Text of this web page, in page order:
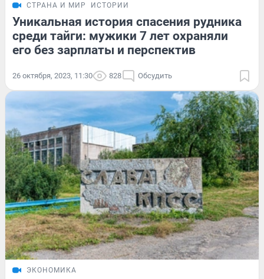
СТРАНА И МИР ИСТОРИИ
Уникальная история спасения рудника
среди тайги: мужики 7 лет охраняли
его без зарплаты и перспектив
26 октября, 2023, 11:30 828 Обсудить
ЭКОНОМИКА